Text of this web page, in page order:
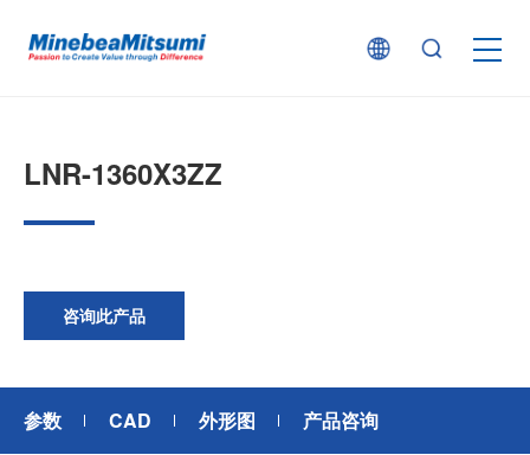
新闻
LNR-1360X3ZZ
咨询此产品
参数 CAD 外形图 产品咨询